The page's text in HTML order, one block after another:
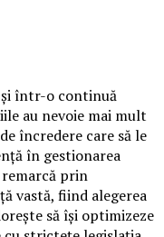
într-o continuă
au nevoie mai mult
încredere care să le
în gestionarea
remarcă prin
vastă, fiind alegerea
să își optimizeze